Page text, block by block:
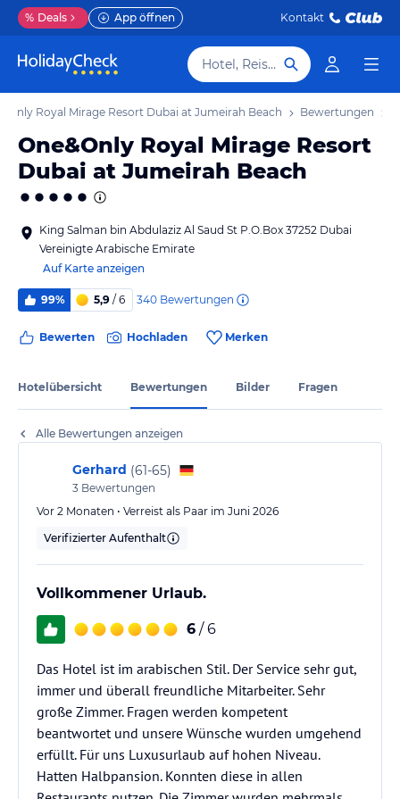
% Deals App öffnen Kontakt
Hotel, Reiseziel
Royal Mirage Resort Dubai at Jumeirah Beach Bewertungen
One&Only Royal Mirage Resort
Dubai at Jumeirah Beach
King Salman bin Abdulaziz Al Saud St P.O.Box 37252 Dubai
Vereinigte Arabische Emirate
Auf Karte anzeigen
99% 5,9 / 6 340 Bewertungen
Bewerten Hochladen Merken
Hotelübersicht Bewertungen Bilder Fragen
Alle Bewertungen anzeigen
Gerhard (61-65)
3 Bewertungen
Vor 2 Monaten • Verreist als Paar im Juni 2026
Verifizierter Aufenthalt
Vollkommener Urlaub.
6 / 6
Das Hotel ist im arabischen Stil. Der Service sehr gut,
immer und überall freundliche Mitarbeiter. Sehr
große Zimmer. Fragen werden kompetent
beantwortet und unsere Wünsche wurden umgehend
erfüllt. Für uns Luxusurlaub auf hohen Niveau.
Hatten Halbpansion. Konnten diese in allen